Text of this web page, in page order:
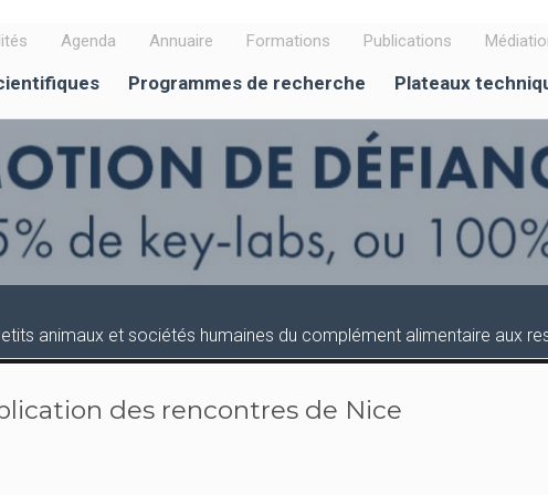
Agenda Annuaire Formations Publications
Programmes de recherche Plateaux
animaux et sociétés humaines du complément alimentaire aux
des rencontres de Nice